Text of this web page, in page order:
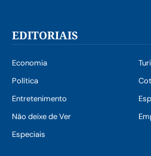
EDITORIAIS
Economia
Política
Entretenimento
Não deixe de Ver
Especiais